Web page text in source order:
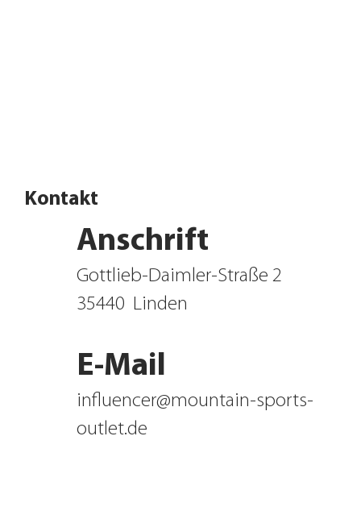
Kontakt
influencer@mountain-sports-
outlet.de
E-Mail
Linden
35440
Gottlieb-Daimler-Straße 2
Anschrift